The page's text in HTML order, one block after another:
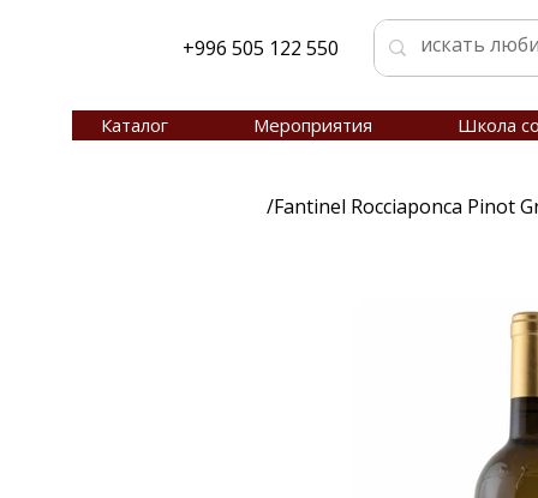
+996 505 122 550
/Fantinel Rocciaponca Pinot
Каталог Мероприятия Школа